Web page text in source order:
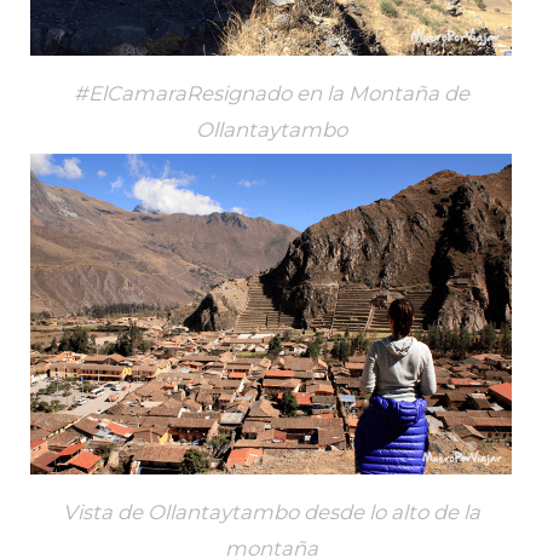
#ElCamaraResignado en la Montaña de
Ollantaytambo
Vista de Ollantaytambo desde lo alto de la
montaña